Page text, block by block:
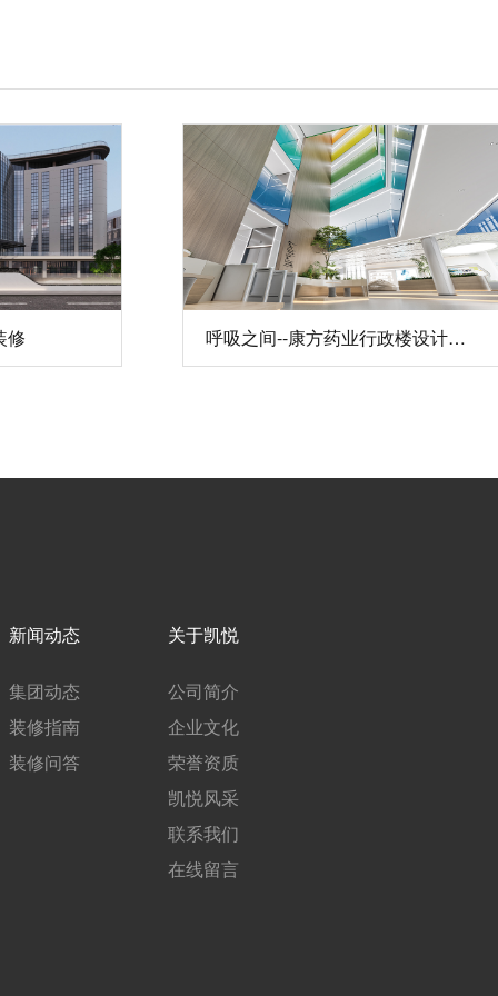
修 呼吸之间--康方药业行政楼设计装修
新闻动态
集团动态
装修指南
装修问答
关于凯悦
公司简介
企业文化
荣誉资质
凯悦风采
联系我们
在线留言